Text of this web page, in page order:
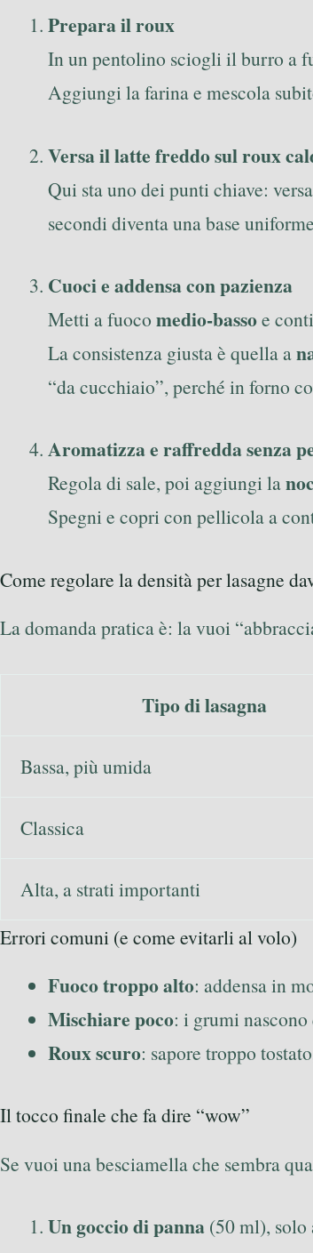
Prepara il roux
In un pentolino sciogli il burro a
Aggiungi la farina e mescola
Versa il latte freddo sul roux
Qui sta uno dei punti chiave:
secondi diventa una base
Cuoci e addensa con pazienza
Metti a fuoco medio-bassoe
La consistenza giusta è quella a
“da cucchiaio”, perché in forno
Aromatizza e raffredda senza
Regola di sale, poi aggiungi la
Spegni e copri con pellicola a
Come regolare la densità per lasagne
La domanda pratica è: la vuoi
Tipo di lasagna
Bassa, più umida
Classica
Alta, a strati importanti
Errori comuni (e come evitarli al volo)
Fuoco troppo alto: addensa in
Mischiare poco: i grumi nascono
Roux scuro: sapore troppo
Il tocco finale che fa dire “wow”
Se vuoi una besciamella che sembra
Un goccio di panna (50 ml), solo